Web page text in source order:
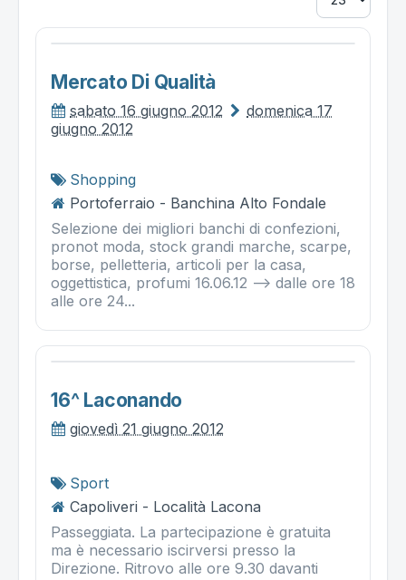
Mercato Di Qualità
sabato 16 giugno 2012
domenica 17
giugno 2012
Shopping
Portoferraio - Banchina Alto Fondale
Selezione dei migliori banchi di confezioni,
pronot moda, stock grandi marche, scarpe,
borse, pelletteria, articoli per la casa,
oggettistica, profumi 16.06.12 --> dalle ore 18
alle ore 24...
16^ Laconando
giovedì 21 giugno 2012
Sport
Capoliveri - Località Lacona
Passeggiata. La partecipazione è gratuita
ma è necessario iscirversi presso la
Direzione. Ritrovo alle ore 9.30 davanti